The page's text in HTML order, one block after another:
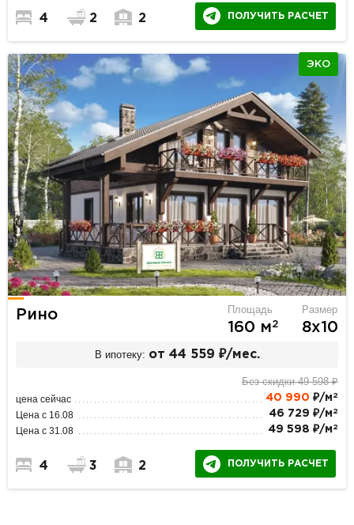
4 2 2 ПОЛУЧИТЬ РАСЧЕТ
ЭКО
Рино Площадь
160 м2
Размер
8х10
В ипотеку: от 44 559 ₽/мес.
Без скидки 49 598 ₽
цена сейчас 40 990 ₽/м 2
Цена с 16.08 46 729 ₽/м 2
Цена с 31.08 49 598 ₽/м 2
4 3 2 ПОЛУЧИТЬ РАСЧЕТ